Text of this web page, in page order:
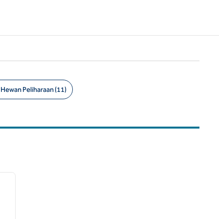
Peliharaan (11)
gambar berikutnya